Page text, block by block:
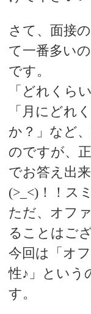
さて、面接
て一番多い
です。
「どれくら
「月にどれ
か？」など
のですが、
でお答え出
(>_<)！！ス
ただ、オフ
ることはご
今回は「オ
性♪」という
す。